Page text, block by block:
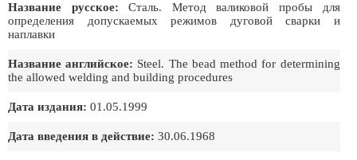
Название русское: Сталь. Метод валиковой пробы для
определения допускаемых режимов дуговой сварки и
наплавки
Название английское: Steel. The bead method for determining
the allowed welding and building procedures
Дата издания: 01.05.1999
Дата введения в действие: 30.06.1968